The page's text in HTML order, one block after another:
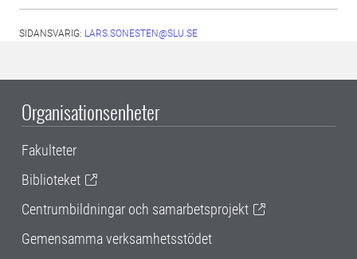
SIDANSVARIG: LARS.SONESTEN@SLU.SE
Organisationsenheter
Fakulteter
Biblioteket
Centrumbildningar och samarbetsprojekt
Gemensamma verksamhetsstödet